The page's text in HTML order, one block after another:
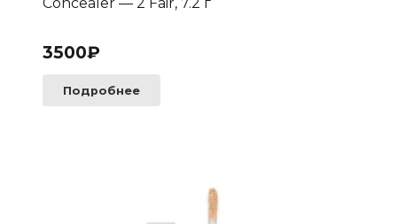
3500₽
Подробнее